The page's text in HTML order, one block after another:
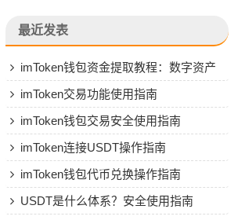
最近发表
imToken钱包资金提取教程：数字资产
转人民币操作指南
imToken交易功能使用指南
imToken钱包交易安全使用指南
imToken连接USDT操作指南
imToken钱包代币兑换操作指南
USDT是什么体系？安全使用指南